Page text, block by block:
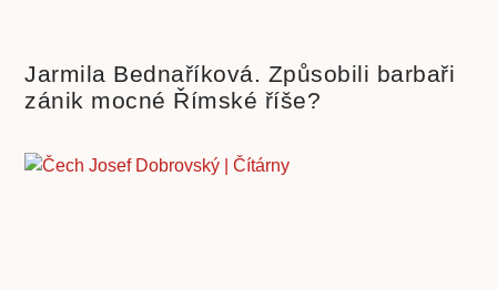
Jarmila Bednaříková. Způsobili barbaři
zánik mocné Římské říše?